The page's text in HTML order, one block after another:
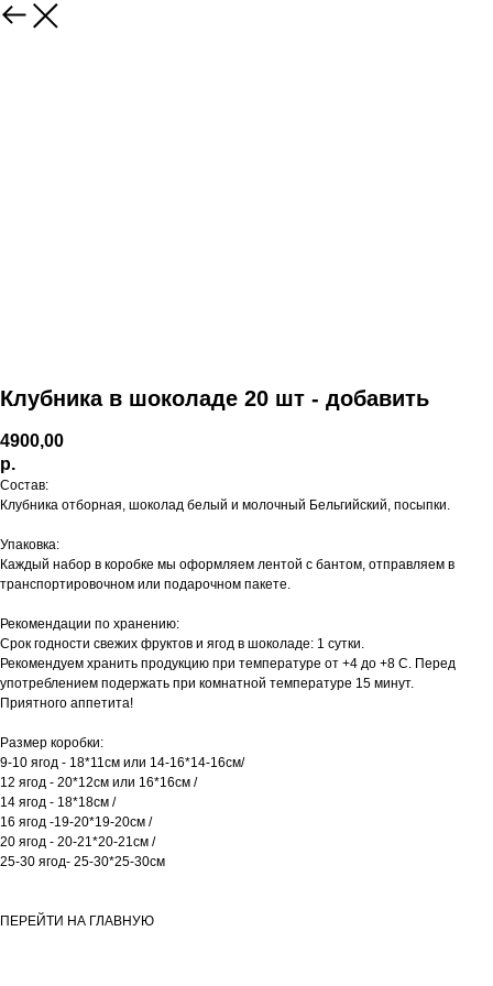
Клубника в шоколаде 20 шт - добавить
4900,00
р.
Состав:
Клубника отборная, шоколад белый и молочный Бельгийский, посыпки.
Упаковка:
Каждый набор в коробке мы оформляем лентой с бантом, отправляем в
транспортировочном или подарочном пакете.
Рекомендации по хранению:
Срок годности свежих фруктов и ягод в шоколаде: 1 сутки.
Рекомендуем хранить продукцию при температуре от +4 до +8 С. Перед
употреблением подержать при комнатной температуре 15 минут.
​Приятного аппетита!
Размер коробки:
9-10 ягод - 18*11см или 14-16*14-16см/
12 ягод - 20*12см или 16*16см /
14 ягод - 18*18см /
16 ягод -19-20*19-20см /
20 ягод - 20-21*20-21см /
25-30 ягод- 25-30*25-30см
ПЕРЕЙТИ НА ГЛАВНУЮ